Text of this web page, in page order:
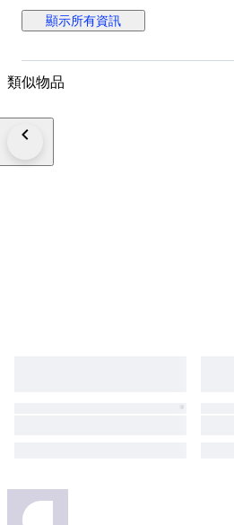
bfr = 240 euro
顯示所有資訊
類似物品